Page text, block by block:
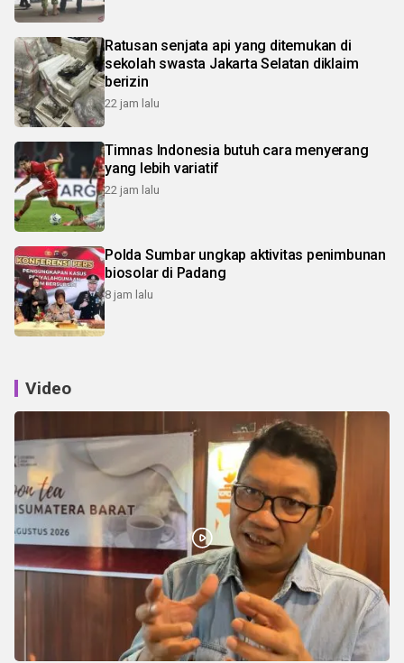
Ratusan senjata api yang ditemukan di
sekolah swasta Jakarta Selatan diklaim
berizin
22 jam lalu
Timnas Indonesia butuh cara menyerang
yang lebih variatif
22 jam lalu
Polda Sumbar ungkap aktivitas penimbunan
biosolar di Padang
8 jam lalu
Video